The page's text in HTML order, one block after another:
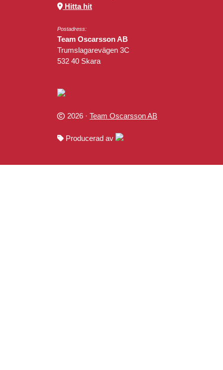
Hitta hit
Postadress:
Team Oscarsson AB
Trumslagarevägen 3C
532 40 Skara
2026 · Team Oscarsson AB
Producerad av